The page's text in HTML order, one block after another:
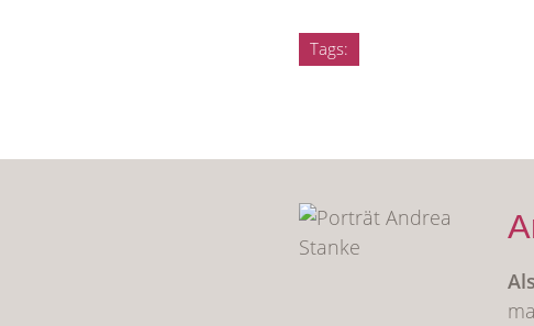
Tags: